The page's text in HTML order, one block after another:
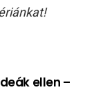
ellen –